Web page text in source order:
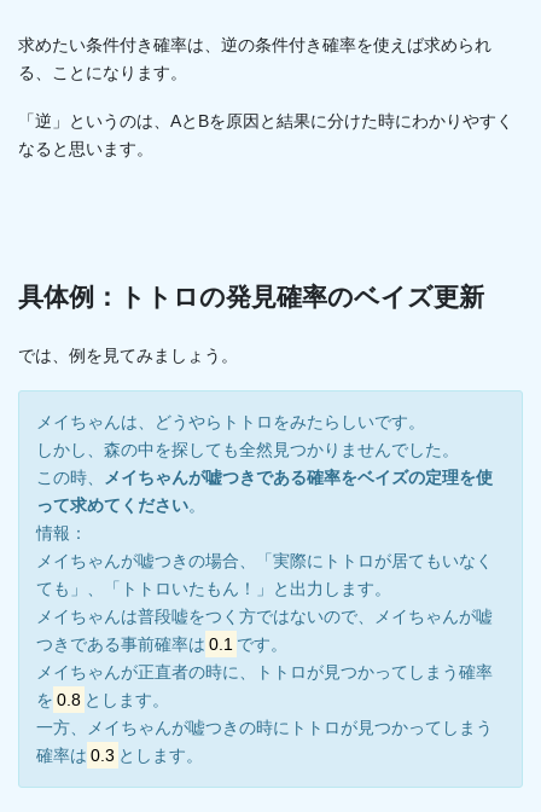
求めたい条件付き確率は、逆の条件付き確率を使えば求められ
る、ことになります。
「逆」というのは、AとBを原因と結果に分けた時にわかりやすく
なると思います。
具体例：トトロの発見確率のベイズ更新
では、例を見てみましょう。
メイちゃんは、どうやらトトロをみたらしいです。
しかし、森の中を探しても全然見つかりませんでした。
この時、
メイちゃんが嘘つきである確率をベイズの定理を使
って求めてください。
情報：
メイちゃんが嘘つきの場合、「実際にトトロが居てもいなく
ても」、「トトロいたもん！」と出力します。
メイちゃんは普段嘘をつく方ではないので、メイちゃんが嘘
つきである事前確率は 0.1 です。
メイちゃんが正直者の時に、トトロが見つかってしまう確率
を 0.8 とします。
一方、メイちゃんが嘘つきの時にトトロが見つかってしまう
確率は 0.3 とします。